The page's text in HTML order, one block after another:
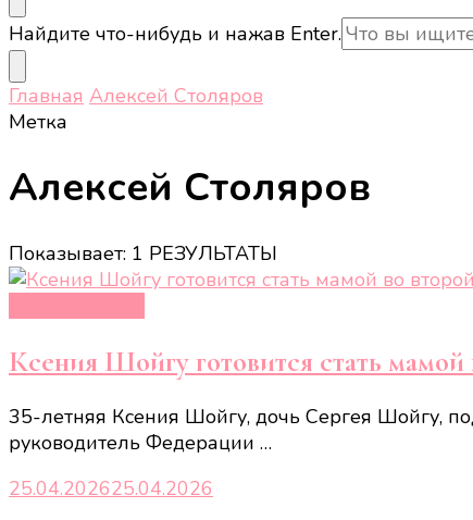
Ищите
что-
то?
Найдите что-нибудь и нажав Enter.
Главная Алексей Столяров
Метка
Алексей Столяров
Показывает: 1 РЕЗУЛЬТАТЫ
Ксения Шойгу готовится стать мамой
35-летняя Ксения Шойгу, дочь Сергея Шойгу,
руководитель Федерации …
25.04.202625.04.2026